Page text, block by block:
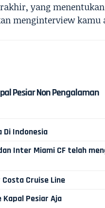
yang
menginterview
Pesiar Non Pengalaman
Di Indonesia
Inter Miami CF telah
Cruise Line
Kapal Pesiar Aja